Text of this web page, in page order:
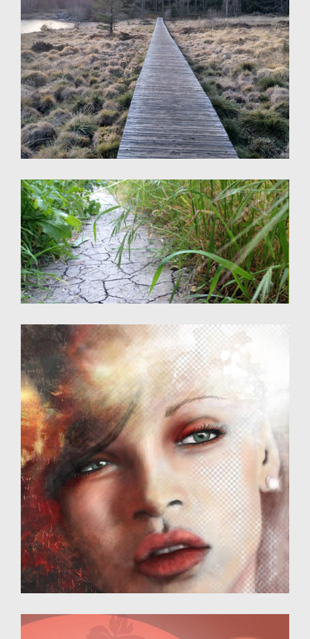
Photographie
Photographie
Dessin numérique